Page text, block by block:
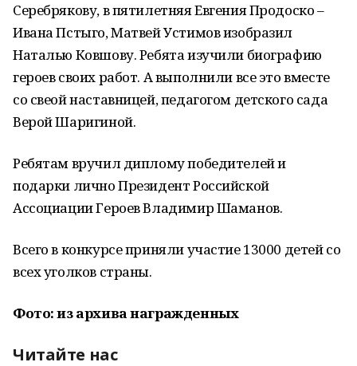
Серебрякову, в пятилетняя Евгения Продоско –
Ивана Пстыго, Матвей Устимов изобразил
Наталью Ковшову. Ребята изучили биографию
героев своих работ. А выполнили все это вместе
со свеой наставницей, педагогом детского сада
Верой Шаригиной.
Ребятам вручил диплому победителей и
подарки лично Президент Российской
Ассоциации Героев Владимир Шаманов.
Всего в конкурсе приняли участие 13000 детей со
всех уголков страны.
Фото: из архива награжденных
Читайте нас